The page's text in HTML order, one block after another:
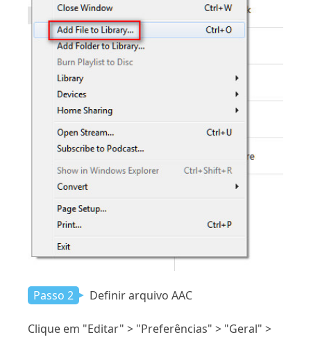
Passo 2 Definir arquivo AAC
Clique em "Editar" > "Preferências" > "Geral" >